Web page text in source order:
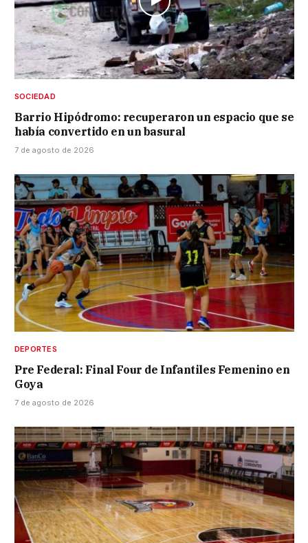
SOCIEDAD
Barrio Hipódromo: recuperaron un espacio que se
había convertido en un basural
7 de agosto de 2026
DEPORTES
Pre Federal: Final Four de Infantiles Femenino en
Goya
7 de agosto de 2026